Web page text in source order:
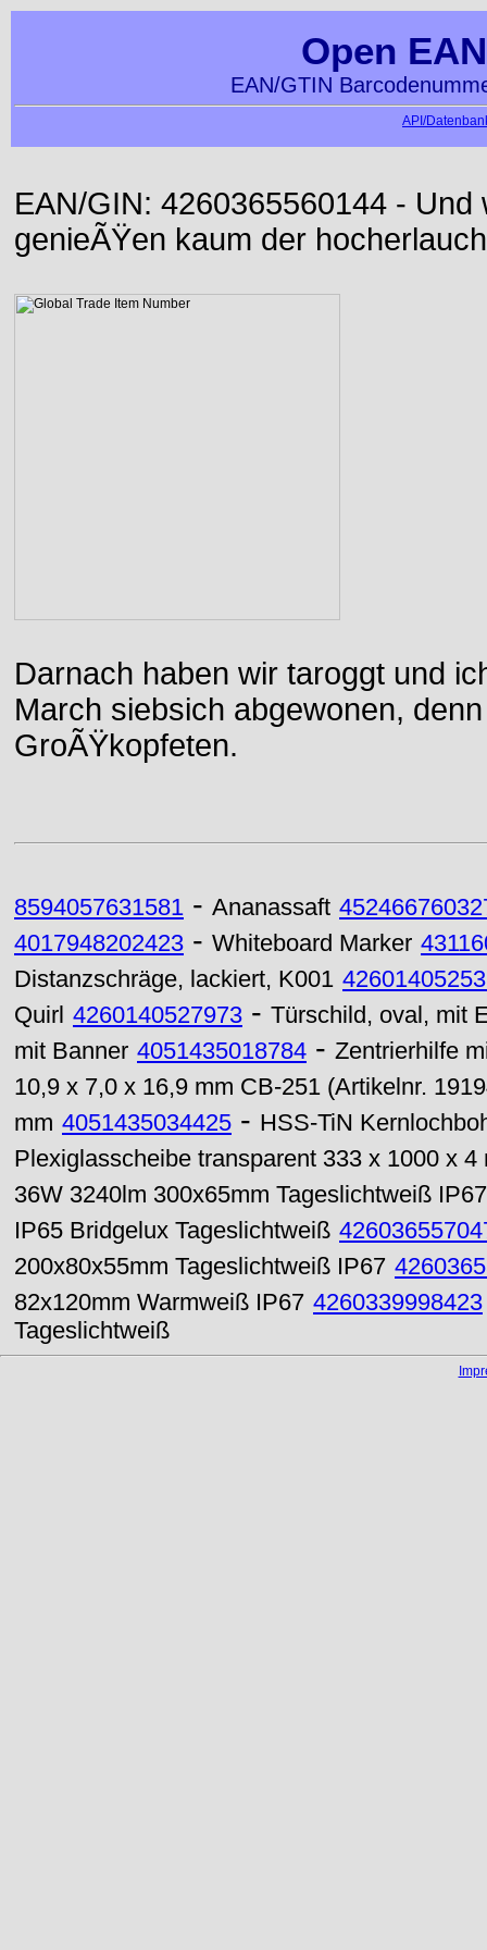
Open
EAN/GTIN
API/
EAN/GIN: 4260365560144 -
genieÃŸen kaum der
Darnach haben wir taroggt und
March siebsich abgewonen,
GroÃŸkopfeten.
8594057631581 - Ananassaft
4017948202423 - Whiteboard Marker
Distanzschräge, lackiert, K001
Quirl 4260140527973 - Türschild, oval, mit
mit Banner 4051435018784 - Zentrierhilfe
10,9 x 7,0 x 16,9 mm CB-251 (Artikelnr.
mm 4051435034425 - HSS-TiN
Plexiglasscheibe transparent 333 x 1000 x 4
36W 3240lm 300x65mm Tageslichtweiß IP67
IP65 Bridgelux Tageslichtweiß
200x80x55mm Tageslichtweiß IP67
82x120mm Warmweiß IP67 4260339998423
Tageslichtweiß